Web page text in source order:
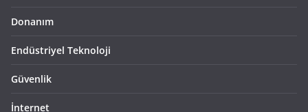
Donanım
Endüstriyel Teknoloji
Güvenlik
İnternet